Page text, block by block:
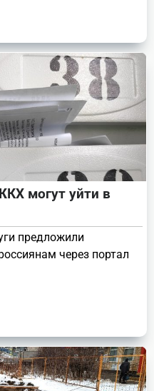
могут уйти в
предложили
через портал